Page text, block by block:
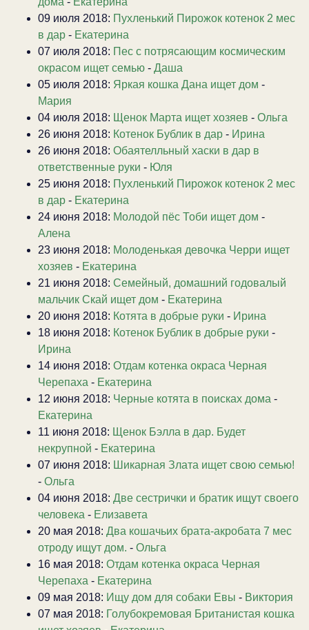
09 июля 2018: Пухленький Пирожок котенок 2 мес
в дар - Екатерина
07 июля 2018: Пес с потрясающим космическим
окрасом ищет семью - Даша
05 июля 2018: Яркая кошка Дана ищет дом -
Мария
04 июля 2018: Щенок Марта ищет хозяев - Ольга
26 июня 2018: Котенок Бублик в дар - Ирина
26 июня 2018: Обаятелльный хаски в дар в
ответственные руки - Юля
25 июня 2018: Пухленький Пирожок котенок 2 мес
в дар - Екатерина
24 июня 2018: Молодой пёс Тоби ищет дом -
Алена
23 июня 2018: Молоденькая девочка Черри ищет
хозяев - Екатерина
21 июня 2018: Семейный, домашний годовалый
мальчик Скай ищет дом - Екатерина
20 июня 2018: Котята в добрые руки - Ирина
18 июня 2018: Котенок Бублик в добрые руки -
Ирина
14 июня 2018: Отдам котенка окраса Черная
Черепаха - Екатерина
12 июня 2018: Черные котята в поисках дома -
Екатерина
11 июня 2018: Щенок Бэлла в дар. Будет
некрупной - Екатерина
07 июня 2018: Шикарная Злата ищет свою семью!
- Ольга
04 июня 2018: Две сестрички и братик ищут своего
человека - Елизавета
20 мая 2018: Два кошачьих брата-акробата 7 мес
отроду ищут дом. - Ольга
16 мая 2018: Отдам котенка окраса Черная
Черепаха - Екатерина
09 мая 2018: Ищу дом для собаки Евы - Виктория
07 мая 2018: Голубокремовая Британистая кошка